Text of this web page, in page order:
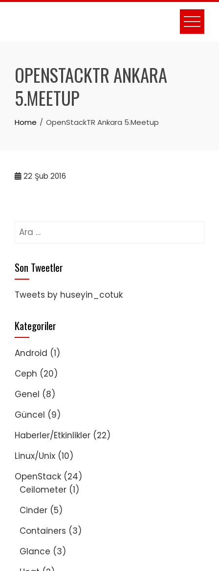
Skip
OPENSTACKTR ANKARA
5.MEETUP
Home OpenStackTR Ankara 5.Meetup
22 Şub 2016
Arama:
Son Tweetler
Tweets by huseyin_cotuk
Kategoriler
Android (1)
Ceph (20)
Genel (8)
Güncel (9)
Haberler/Etkinlikler (22)
Linux/Unix (10)
OpenStack (24)
Ceilometer (1)
Cinder (5)
Containers (3)
Glance (3)